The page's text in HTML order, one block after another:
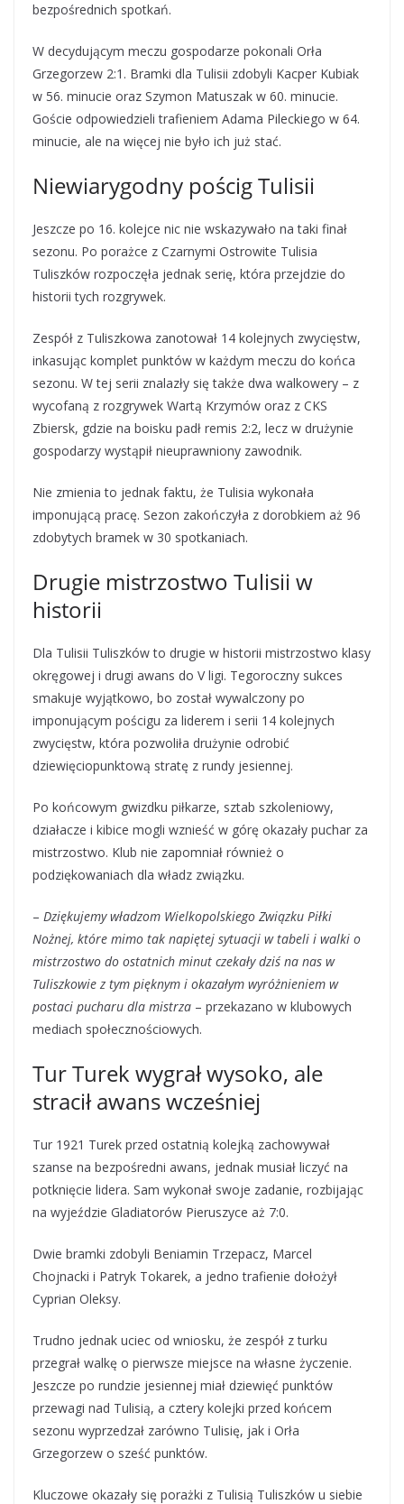
bezpośrednich spotkań.
W decydującym meczu gospodarze pokonali Orła
Grzegorzew 2:1. Bramki dla Tulisii zdobyli Kacper Kubiak
w 56. minucie oraz Szymon Matuszak w 60. minucie.
Goście odpowiedzieli trafieniem Adama Pileckiego w 64.
minucie, ale na więcej nie było ich już stać.
Niewiarygodny pościg Tulisii
Jeszcze po 16. kolejce nic nie wskazywało na taki finał
sezonu. Po porażce z Czarnymi Ostrowite Tulisia
Tuliszków rozpoczęła jednak serię, która przejdzie do
historii tych rozgrywek.
Zespół z Tuliszkowa zanotował 14 kolejnych zwycięstw,
inkasując komplet punktów w każdym meczu do końca
sezonu. W tej serii znalazły się także dwa walkowery – z
wycofaną z rozgrywek Wartą Krzymów oraz z CKS
Zbiersk, gdzie na boisku padł remis 2:2, lecz w drużynie
gospodarzy wystąpił nieuprawniony zawodnik.
Nie zmienia to jednak faktu, że Tulisia wykonała
imponującą pracę. Sezon zakończyła z dorobkiem aż 96
zdobytych bramek w 30 spotkaniach.
Drugie mistrzostwo Tulisii w
historii
Dla Tulisii Tuliszków to drugie w historii mistrzostwo klasy
okręgowej i drugi awans do V ligi. Tegoroczny sukces
smakuje wyjątkowo, bo został wywalczony po
imponującym pościgu za liderem i serii 14 kolejnych
zwycięstw, która pozwoliła drużynie odrobić
dziewięciopunktową stratę z rundy jesiennej.
Po końcowym gwizdku piłkarze, sztab szkoleniowy,
działacze i kibice mogli wznieść w górę okazały puchar za
mistrzostwo. Klub nie zapomniał również o
podziękowaniach dla władz związku.
– Dziękujemy władzom Wielkopolskiego Związku Piłki
Nożnej, które mimo tak napiętej sytuacji w tabeli i walki o
mistrzostwo do ostatnich minut czekały dziś na nas w
Tuliszkowie z tym pięknym i okazałym wyróżnieniem w
postaci pucharu dla mistrza – przekazano w klubowych
mediach społecznościowych.
Tur Turek wygrał wysoko, ale
stracił awans wcześniej
Tur 1921 Turek przed ostatnią kolejką zachowywał
szanse na bezpośredni awans, jednak musiał liczyć na
potknięcie lidera. Sam wykonał swoje zadanie, rozbijając
na wyjeździe Gladiatorów Pieruszyce aż 7:0.
Dwie bramki zdobyli Beniamin Trzepacz, Marcel
Chojnacki i Patryk Tokarek, a jedno trafienie dołożył
Cyprian Oleksy.
Trudno jednak uciec od wniosku, że zespół z turku
przegrał walkę o pierwsze miejsce na własne życzenie.
Jeszcze po rundzie jesiennej miał dziewięć punktów
przewagi nad Tulisią, a cztery kolejki przed końcem
sezonu wyprzedzał zarówno Tulisię, jak i Orła
Grzegorzew o sześć punktów.
Kluczowe okazały się porażki z Tulisią Tuliszków u siebie